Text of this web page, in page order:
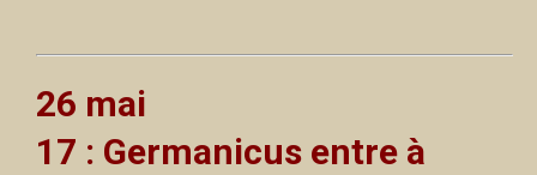
26 mai
17 : Germanicus entre à